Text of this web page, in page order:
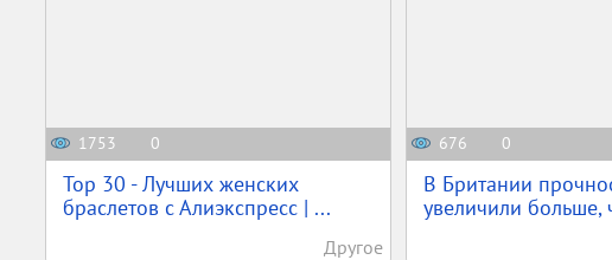
1753 0
Top 30 - Лучших женских
браслетов с Алиэкспресс | ...
Другое
676 0
В Британии
увеличили больше,